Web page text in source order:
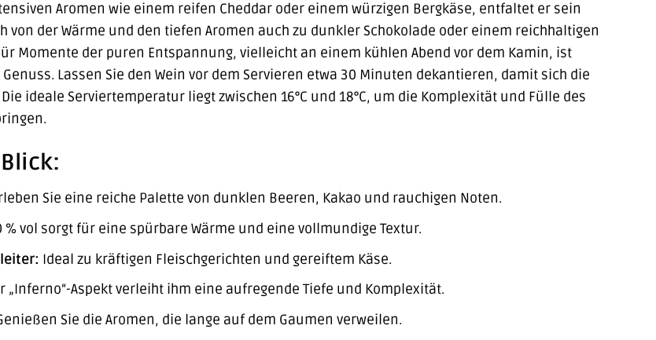
Aromen wie einem reifen Cheddar oder einem würzigen Bergkäse, entfaltet er sein
von der Wärme und den tiefen Aromen auch zu dunkler Schokolade oder einem reichhaltigen
Momente der puren Entspannung, vielleicht an einem kühlen Abend vor dem Kamin, ist
Lassen Sie den Wein vor dem Servieren etwa 30 Minuten dekantieren, damit sich die
ideale Serviertemperatur liegt zwischen 16°C und 18°C, um die Komplexität und Fülle des
Sie eine reiche Palette von dunklen Beeren, Kakao und rauchigen Noten.
% vol sorgt für eine spürbare Wärme und eine vollmundige Textur.
Ideal zu kräftigen Fleischgerichten und gereiftem Käse.
„Inferno“-Aspekt verleiht ihm eine aufregende Tiefe und Komplexität.
Sie die Aromen, die lange auf dem Gaumen verweilen.